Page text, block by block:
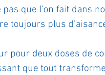
que l'on fait dans
toujours plus
pour deux doses de
que tout